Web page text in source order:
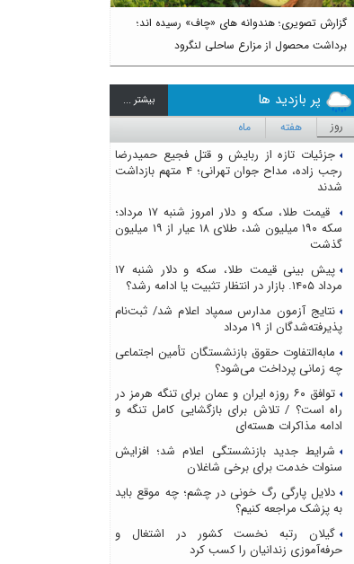
گزارش تصویری؛ هندوانه های «چاف» رسیده اند؛
برداشت محصول از مزارع ساحلی لنگرود
پر بازدید ها بيشتر ...
روز هفته ماه
جزئیات تازه از ربایش و قتل فجیع حمیدرضا
رجب زاده، مداح جوان تهرانی؛ ۴ متهم بازداشت
شدند
قیمت طلا، سکه و دلار امروز شنبه ۱۷ مرداد؛
سکه ۱۹۰ میلیون شد، طلای ۱۸ عیار از ۱۹ میلیون
گذشت
پیش بینی قیمت طلا، سکه و دلار شنبه ۱۷
مرداد ۱۴۰۵. بازار در انتظار تثبیت یا ادامه رشد؟
نتایج آزمون مدارس سمپاد اعلام شد/ ثبت‌نام
پذیرفته‌شدگان از ۱۹ مرداد
مابه‌التفاوت حقوق بازنشستگان تأمین اجتماعی
چه زمانی پرداخت می‌شود؟
توافق ۶۰ روزه ایران و عمان برای تنگه هرمز در
راه است؟ / تلاش برای بازگشایی کامل تنگه و
ادامه مذاکرات هسته‌ای
شرایط جدید بازنشستگی اعلام شد؛ افزایش
سنوات خدمت برای برخی شاغلان
دلایل پارگی رگ خونی در چشم؛ چه موقع باید
به پزشک مراجعه کنیم؟
گیلان رتبه نخست کشور در اشتغال و
حرفه‌آموزی زندانیان را کسب کرد